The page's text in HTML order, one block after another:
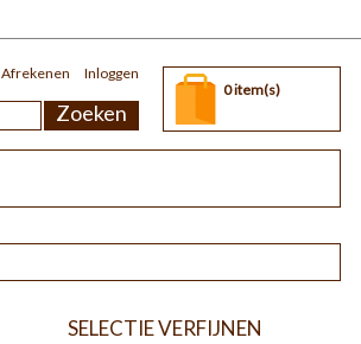
0 item(s)
Inloggen
Afrekenen
Zoeken
SELECTIE VERFIJNEN